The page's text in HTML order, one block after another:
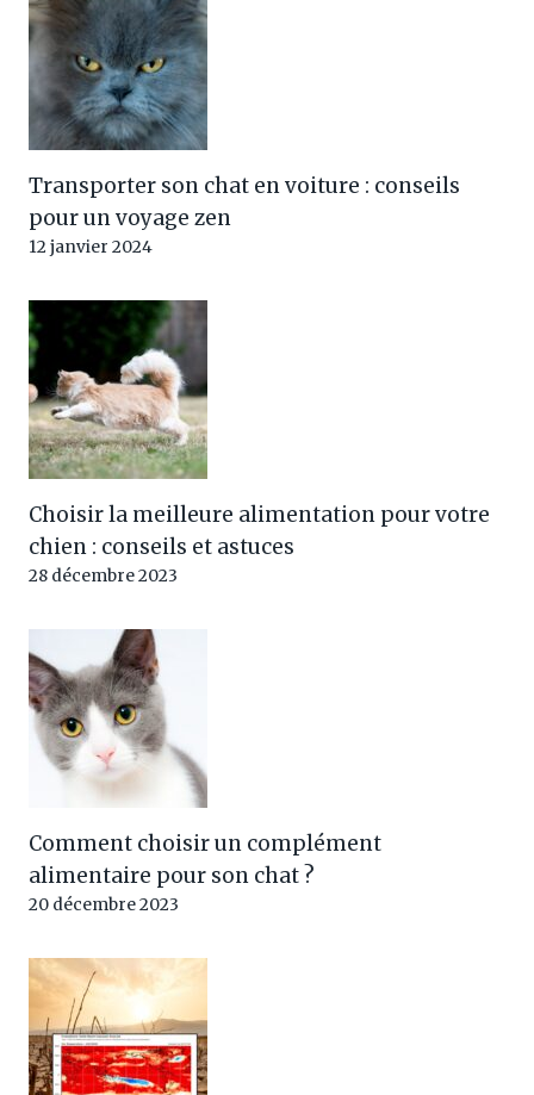
Transporter son chat en voiture : conseils
pour un voyage zen
12 janvier 2024
Choisir la meilleure alimentation pour votre
chien : conseils et astuces
28 décembre 2023
Comment choisir un complément
alimentaire pour son chat ?
20 décembre 2023